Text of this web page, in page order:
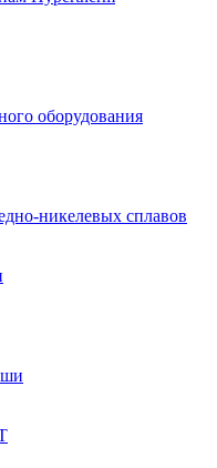
оборудования
никелевых сплавов